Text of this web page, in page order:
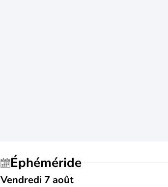
Éphéméride
Vendredi 7 août